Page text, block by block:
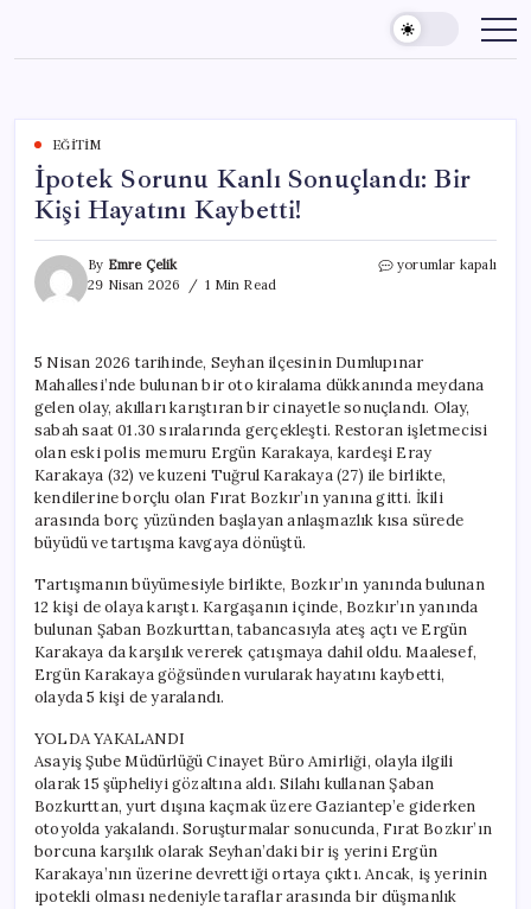
content
EĞITIM
İpotek Sorunu Kanlı Sonuçlandı: Bir
Kişi Hayatını Kaybetti!
By Emre Çelik
29 Nisan 2026
1 Min Read
İpotek
Kişi
Hayatını
Kaybetti!
için
yorumlar kapalı
5 Nisan 2026 tarihinde, Seyhan ilçesinin Dumlupınar
Mahallesi’nde bulunan bir oto kiralama dükkanında meydana
gelen olay, akılları karıştıran bir cinayetle sonuçlandı. Olay,
sabah saat 01.30 sıralarında gerçekleşti. Restoran işletmecisi
olan eski polis memuru Ergün Karakaya, kardeşi Eray
Karakaya (32) ve kuzeni Tuğrul Karakaya (27) ile birlikte,
kendilerine borçlu olan Fırat Bozkır’ın yanına gitti. İkili
arasında borç yüzünden başlayan anlaşmazlık kısa sürede
büyüdü ve tartışma kavgaya dönüştü.
Tartışmanın büyümesiyle birlikte, Bozkır’ın yanında bulunan
12 kişi de olaya karıştı. Kargaşanın içinde, Bozkır’ın yanında
bulunan Şaban Bozkurttan, tabancasıyla ateş açtı ve Ergün
Karakaya da karşılık vererek çatışmaya dahil oldu. Maalesef,
Ergün Karakaya göğsünden vurularak hayatını kaybetti,
olayda 5 kişi de yaralandı.
YOLDA YAKALANDI
Asayiş Şube Müdürlüğü Cinayet Büro Amirliği, olayla ilgili
olarak 15 şüpheliyi gözaltına aldı. Silahı kullanan Şaban
Bozkurttan, yurt dışına kaçmak üzere Gaziantep’e giderken
otoyolda yakalandı. Soruşturmalar sonucunda, Fırat Bozkır’ın
borcuna karşılık olarak Seyhan’daki bir iş yerini Ergün
Karakaya’nın üzerine devrettiği ortaya çıktı. Ancak, iş yerinin
ipotekli olması nedeniyle taraflar arasında bir düşmanlık